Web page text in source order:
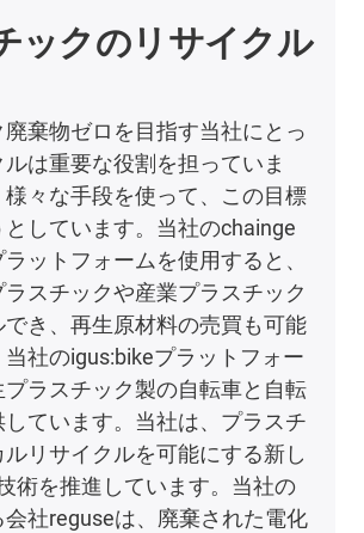
ックのリサイクル
棄物ゼロを目指す当社にとっ
は重要な役割を担っていま
々な手段を使って、この目標
としています。当社のchainge
ットフォームを使用すると、
スチックや産業プラスチック
でき、再生原材料の売買も可能
社のigus:bikeプラットフォー
プラスチック製の自転車と自転
ています。当社は、プラスチ
ルリサイクルを可能にする新し
術を推進しています。当社の
社reguseは、廃棄された電化